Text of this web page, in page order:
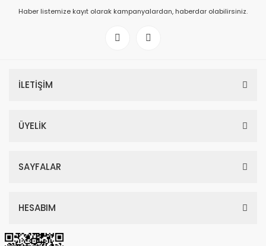
Haber listemize kayıt olarak kampanyalardan, haberdar olabilirsiniz.
İLETİŞİM
ÜYELİK
SAYFALAR
HESABIM